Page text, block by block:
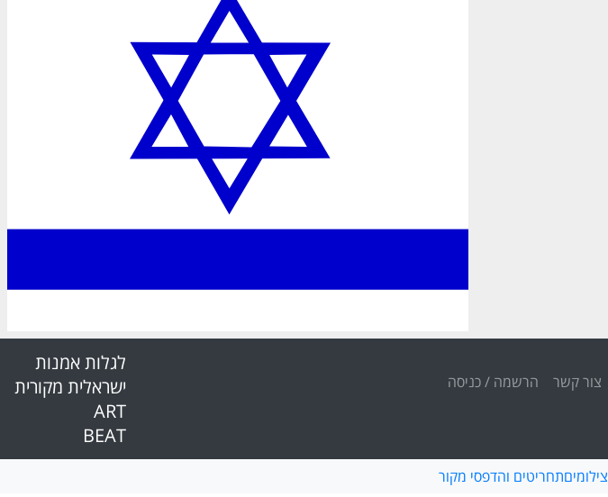
לגלות אמנות
ישראלית מקורית
ART
BEAT
צור קשר הרשמה / כניסה
צילומיםתחריטים והדפסי מקור